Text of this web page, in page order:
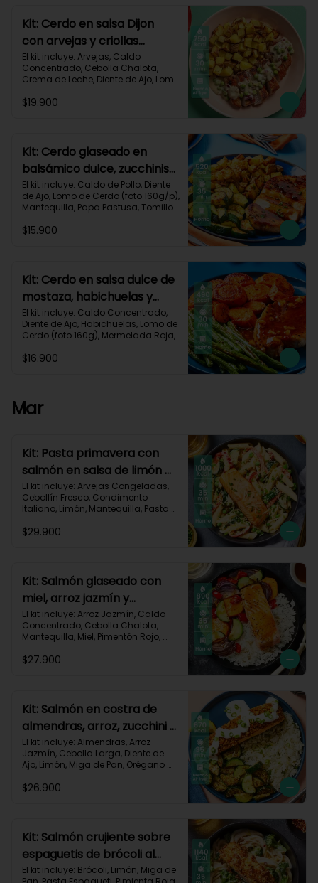
Kit: Cerdo en salsa Dijon
con arvejas y criollas
asadas-95
El kit incluye: Arvejas, Caldo
Concentrado, Cebolla Chalota,
Crema de Leche, Diente de Ajo, Lomo
Mostaza Dijon, Papa Criolla,
Carbohidratos 58g | Grasas 38g |
Proteínas 44g
$19.900
Kit: Cerdo glaseado en
balsámico dulce, zucchinis
y papas al tomillo-57
El kit incluye: Caldo de Pollo, Diente
de Ajo, Lomo de Cerdo (foto 160g/p),
Mantequilla, Papa Pastusa, Tomillo
Verde, Receta Impresa.
$15.900
Kit: Cerdo en salsa dulce de
mostaza, habichuelas y
zanahorias asadas-133
El kit incluye: Caldo Concentrado,
Diente de Ajo, Habichuelas, Lomo de
Cerdo (foto 160g), Mermelada Roja,
Impresa.
$16.900
Mar
Kit: Pasta primavera con
salmón en salsa de limón y
vegetales asados-123
El kit incluye: Arvejas Congeladas,
Cebollín Fresco, Condimento
Italiano, Limón, Mantequilla, Pasta
Queso Parmesano, Salmón (120g/p
Carbohidratos 96g | Grasas 48g |
Proteínas 51g
$29.900
Kit: Salmón glaseado con
miel, arroz jazmín y
vegetales horneados-121
El kit incluye: Arroz Jazmín, Caldo
Concentrado, Cebolla Chalota,
Mantequilla, Miel, Pimentón Rojo,
Zanahoria, Zucchini Verde, Receta
Proteínas 35g
$27.900
Kit: Salmón en costra de
almendras, arroz, zucchini y
salsa de limón-126
El kit incluye: Almendras, Arroz
Jazmín, Cebolla Larga, Diente de
Ajo, Limón, Miga de Pan, Orégano
congelado), Sour Cream, Zucchini
Proteínas 36g
$26.900
Kit: Salmón crujiente sobre
espaguetis de brócoli al
limón-122
El kit incluye: Brócoli, Limón, Miga de